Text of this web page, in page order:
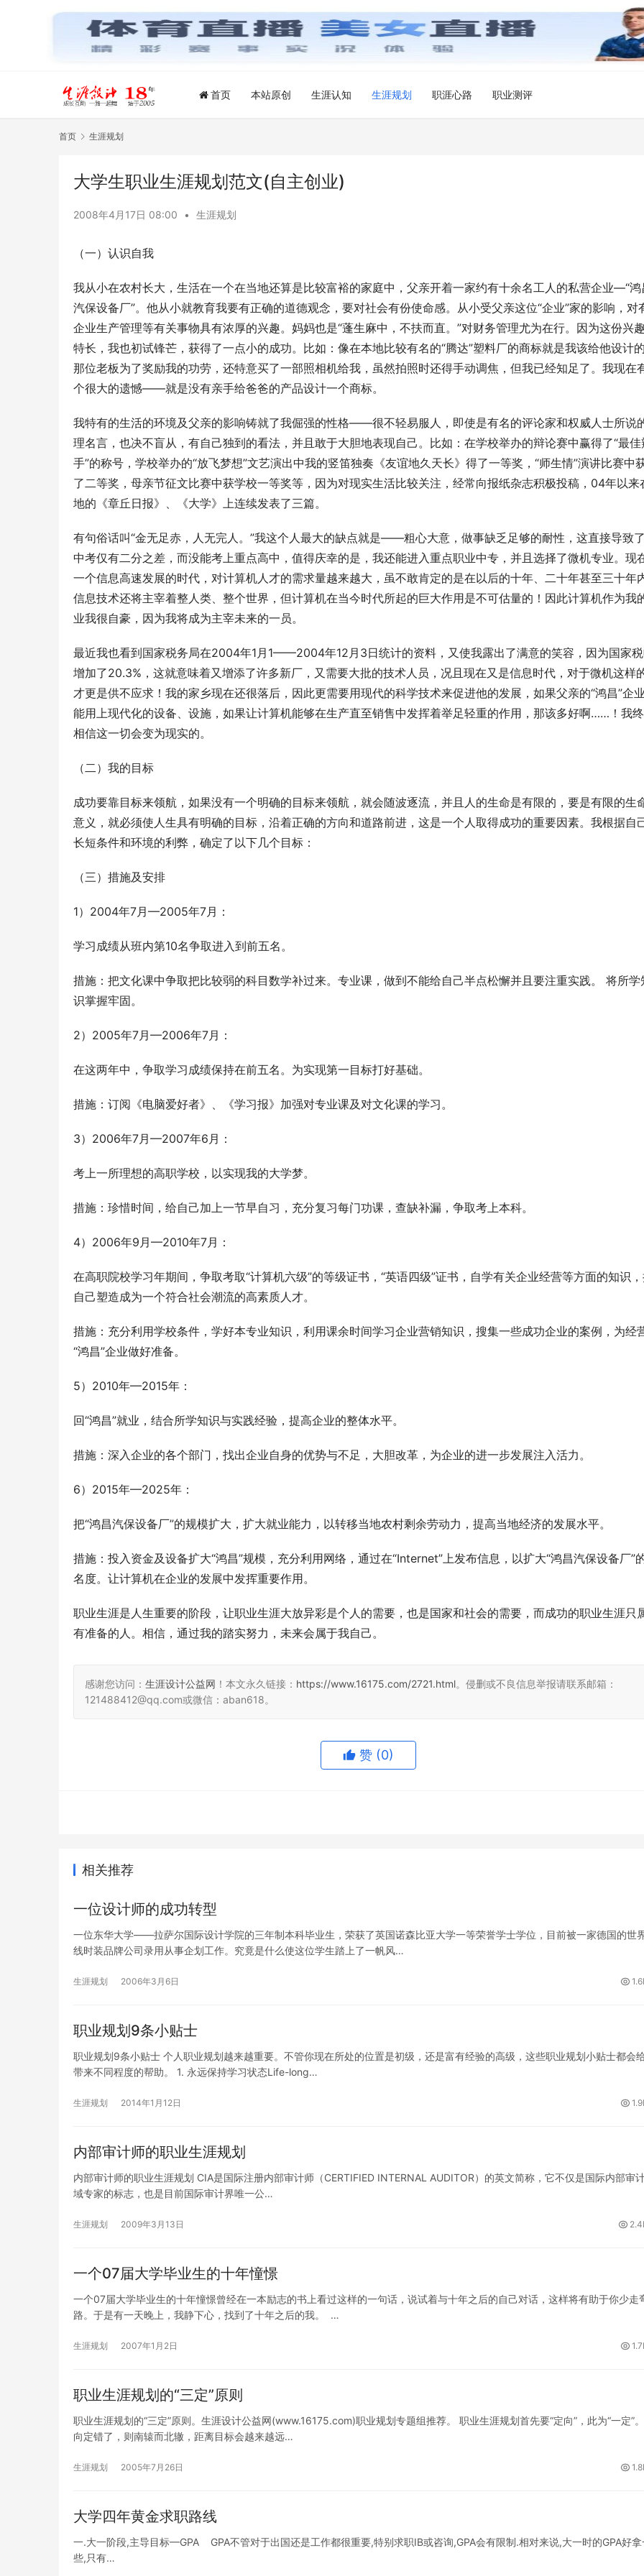
首页 本站原创 生涯认知 生涯规划 职涯心路 职业测评
首页 生涯规划
大学生职业生涯规划范文(自主创业)
2008年4月17日 08:00 • 生涯规划
（一）认识自我
我从小在农村长大，生活在一个在当地还算是比较富裕的家庭中，父亲开着一家约有十余名工人的私营企业—“鸿
汽保设备厂”。他从小就教育我要有正确的道德观念，要对社会有份使命感。从小受父亲这位“企业”家的影响，对
企业生产管理等有关事物具有浓厚的兴趣。妈妈也是“蓬生麻中，不扶而直。”对财务管理尤为在行。因为这份兴
特长，我也初试锋芒，获得了一点小的成功。比如：像在本地比较有名的“腾达”塑料厂的商标就是我该给他设计
那位老板为了奖励我的功劳，还特意买了一部照相机给我，虽然拍照时还得手动调焦，但我已经知足了。我现在
个很大的遗憾——就是没有亲手给爸爸的产品设计一个商标。
我特有的生活的环境及父亲的影响铸就了我倔强的性格——很不轻易服人，即使是有名的评论家和权威人士所说
理名言，也决不盲从，有自己独到的看法，并且敢于大胆地表现自己。比如：在学校举办的辩论赛中赢得了“最佳
手”的称号，学校举办的“放飞梦想”文艺演出中我的竖笛独奏《友谊地久天长》得了一等奖，“师生情”演讲比赛中
了二等奖，母亲节征文比赛中获学校一等奖等，因为对现实生活比较关注，经常向报纸杂志积极投稿，04年以来
地的《章丘日报》、《大学》上连续发表了三篇。
有句俗话叫“金无足赤，人无完人。”我这个人最大的缺点就是——粗心大意，做事缺乏足够的耐性，这直接导致
中考仅有二分之差，而没能考上重点高中，值得庆幸的是，我还能进入重点职业中专，并且选择了微机专业。现
一个信息高速发展的时代，对计算机人才的需求量越来越大，虽不敢肯定的是在以后的十年、二十年甚至三十年
信息技术还将主宰着整人类、整个世界，但计算机在当今时代所起的巨大作用是不可估量的！因此计算机作为我
业我很自豪，因为我将成为主宰未来的一员。
最近我也看到国家税务局在2004年1月1——2004年12月3日统计的资料，又使我露出了满意的笑容，因为国家
增加了20.3%，这就意味着又增添了许多新厂，又需要大批的技术人员，况且现在又是信息时代，对于微机这样
才更是供不应求！我的家乡现在还很落后，因此更需要用现代的科学技术来促进他的发展，如果父亲的“鸿昌”企
能用上现代化的设备、设施，如果让计算机能够在生产直至销售中发挥着举足轻重的作用，那该多好啊……！我
相信这一切会变为现实的。
（二）我的目标
成功要靠目标来领航，如果没有一个明确的目标来领航，就会随波逐流，并且人的生命是有限的，要是有限的生
意义，就必须使人生具有明确的目标，沿着正确的方向和道路前进，这是一个人取得成功的重要因素。我根据自
长短条件和环境的利弊，确定了以下几个目标：
（三）措施及安排
1）2004年7月—2005年7月：
学习成绩从班内第10名争取进入到前五名。
措施：把文化课中争取把比较弱的科目数学补过来。专业课，做到不能给自己半点松懈并且要注重实践。 将所学
识掌握牢固。
2）2005年7月—2006年7月：
在这两年中，争取学习成绩保持在前五名。为实现第一目标打好基础。
措施：订阅《电脑爱好者》、《学习报》加强对专业课及对文化课的学习。
3）2006年7月—2007年6月：
考上一所理想的高职学校，以实现我的大学梦。
措施：珍惜时间，给自己加上一节早自习，充分复习每门功课，查缺补漏，争取考上本科。
4）2006年9月—2010年7月：
在高职院校学习年期间，争取考取“计算机六级”的等级证书，“英语四级”证书，自学有关企业经营等方面的知识
自己塑造成为一个符合社会潮流的高素质人才。
措施：充分利用学校条件，学好本专业知识，利用课余时间学习企业营销知识，搜集一些成功企业的案例，为经
“鸿昌”企业做好准备。
5）2010年—2015年：
回“鸿昌”就业，结合所学知识与实践经验，提高企业的整体水平。
措施：深入企业的各个部门，找出企业自身的优势与不足，大胆改革，为企业的进一步发展注入活力。
6）2015年—2025年：
把“鸿昌汽保设备厂”的规模扩大，扩大就业能力，以转移当地农村剩余劳动力，提高当地经济的发展水平。
措施：投入资金及设备扩大“鸿昌”规模，充分利用网络，通过在“Internet”上发布信息，以扩大“鸿昌汽保设备厂”
名度。让计算机在企业的发展中发挥重要作用。
职业生涯是人生重要的阶段，让职业生涯大放异彩是个人的需要，也是国家和社会的需要，而成功的职业生涯只
有准备的人。相信，通过我的踏实努力，未来会属于我自己。
感谢您访问： 生涯设计公益网 ！本文永久链接： https://www.16175.com/2721.html。侵删或不良信息举报请联系邮箱：
121488412@qq.com或微信：aban618。
赞 (0)
相关推荐
一位设计师的成功转型
一位东华大学——拉萨尔国际设计学院的三年制本科毕业生，荣获了英国诺森比亚大学一等荣誉学士学位，目前被一家德国的世
线时装品牌公司录用从事企划工作。究竟是什么使这位学生踏上了一帆风…
生涯规划 2006年3月6日
职业规划9条小贴士
职业规划9条小贴士 个人职业规划越来越重要。不管你现在所处的位置是初级，还是富有经验的高级，这些职业规划小贴士都会
带来不同程度的帮助。 1. 永远保持学习状态Life-long…
生涯规划 2014年1月12日
内部审计师的职业生涯规划
内部审计师的职业生涯规划 CIA是国际注册内部审计师（CERTIFIED INTERNAL AUDITOR）的英文简称，它不仅是国际内部审
域专家的标志，也是目前国际审计界唯一公…
生涯规划 2009年3月13日
一个07届大学毕业生的十年憧憬
一个07届大学毕业生的十年憧憬曾经在一本励志的书上看过这样的一句话，说试着与十年之后的自己对话，这样将有助于你少走
路。于是有一天晚上，我静下心，找到了十年之后的我。 …
生涯规划 2007年1月2日
职业生涯规划的“三定”原则
职业生涯规划的“三定”原则。生涯设计公益网(www.16175.com)职业规划专题组推荐。 职业生涯规划首先要“定向”，此为“一定”
向定错了，则南辕而北辙，距离目标会越来越远…
生涯规划 2005年7月26日
大学四年黄金求职路线
一.大一阶段,主导目标—GPA GPA不管对于出国还是工作都很重要,特别求职IB或咨询,GPA会有限制.相对来说,大一时的GPA好拿
些,只有…